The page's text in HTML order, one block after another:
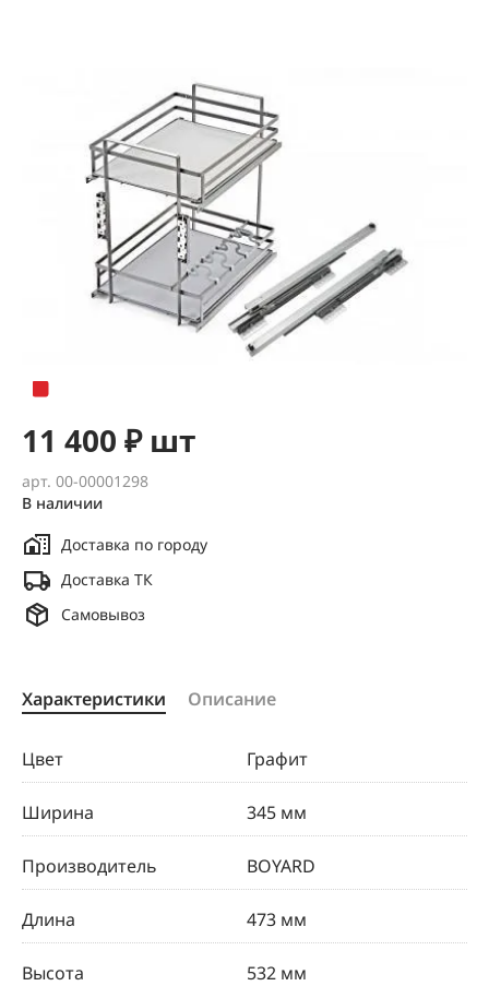
арт. 00-00001298
В наличии
Доставка по городу
Доставка ТК
Самовывоз
11 400 ₽ шт
Характеристики Описание
Цвет Графит
Ширина 345 мм
Производитель BOYARD
Длина 473 мм
Высота 532 мм